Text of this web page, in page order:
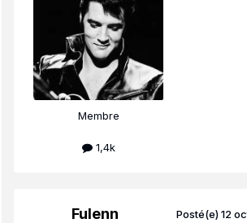
Membre
1,4k
Fulenn Posté(e)12